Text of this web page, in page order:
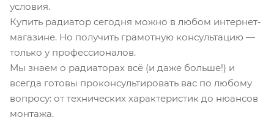
условия.
Купить радиатор сегодня можно в любом интернет-
магазине. Но получить грамотную консультацию —
только у профессионалов.
Мы знаем о радиаторах всё (и даже больше!) и
всегда готовы проконсультировать вас по любому
вопросу: от технических характеристик до нюансов
монтажа.